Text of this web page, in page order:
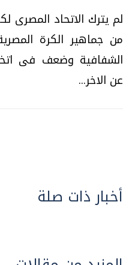
لم يترك الاتحاد
من جماهير الكرة
الشفافية وضعف فى
عن الاخر...
أخبار ذات صلة